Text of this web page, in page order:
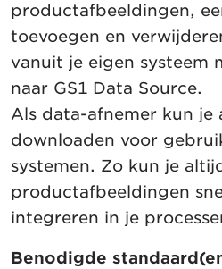
productafbeeldingen,
toevoegen en
vanuit je eigen systeem
naar GS1 Data Source.
Als data-afnemer kun je
downloaden voor
systemen. Zo kun je
productafbeeldingen
integreren in je
Benodigde